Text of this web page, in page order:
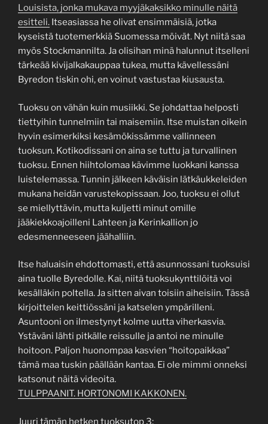
Louisista, jonka mukava myyjäkaksikko minulle näitä
esitteli. Itseasiassa he olivat ensimmäisiä, jotka
kyseistä tuotemerkkiä Suomessa möivät. Nyt niitä saa
myös Stockmannilta. Ja olisihan minä halunnut itselleni
tärkeää kivijalkakauppaa tukea, mutta kävellessäni
Byredon tiskin ohi, en voinut vastustaa kiusausta.
Tuoksu on vähän kuin musiikki. Se johdattaa helposti
tiettyihin tunnelmiin tai maisemiin. Itse muistan oikein
hyvin esimerkiksi kesämökissämme vallinneen
tuoksun. Kotikodissani on aina se tuttu ja turvallinen
tuoksu. Ennen hiihtolomaa kävimme luokkani kanssa
luistelemassa. Tunnin jälkeen käväisin lätkäukkeleiden
mukana heidän varustekopissaan. Joo, tuoksu ei ollut
se miellyttävin, mutta kuljetti minut omille
jääkiekkoajoilleni Lahteen ja Kerinkallion jo
edesmenneeseen jäähalliin.
Itse haluaisin ehdottomasti, että asunnossani tuoksuisi
aina tuolle Byredolle. Kai, niitä tuoksukynttilöitä voi
kesälläkin poltella. Ja sitten aivan toisiin aiheisiin. Tässä
kirjoittelen keittiössäni ja katselen ympärilleni.
Asuntooni on ilmestynyt kolme uutta viherkasvia.
Ystäväni lähti pitkälle reissulle ja antoi ne minulle
hoitoon. Paljon huonompaa kasvien “hoitopaikkaa”
tämä maa tuskin päällään kantaa. Ei ole mimmi onneksi
katsonut näitä videoita.
TULPPAANIT. HORTONOMI KAKKONEN.
Juuri tämän hetken tuoksutop 3: